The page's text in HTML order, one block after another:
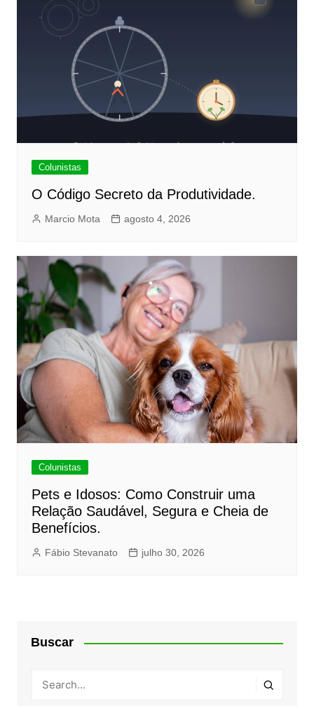
Colunistas
O Código Secreto da Produtividade.
Marcio Mota agosto 4, 2026
Colunistas
Pets e Idosos: Como Construir uma
Relação Saudável, Segura e Cheia de
Benefícios.
Fábio Stevanato julho 30, 2026
Buscar